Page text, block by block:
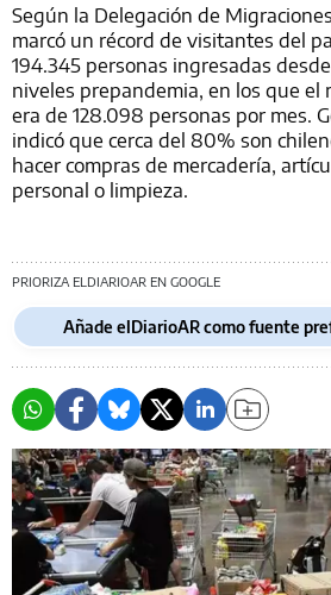
Según la Delegación de
marcó un récord de visitantes del
194.345 personas ingresadas
niveles prepandemia, en los que
era de 128.098 personas por mes.
indicó que cerca del 80% son
hacer compras de mercadería,
personal o limpieza.
PRIORIZA ELDIARIOAR EN GOOGLE
Añade elDiarioAR como fuente